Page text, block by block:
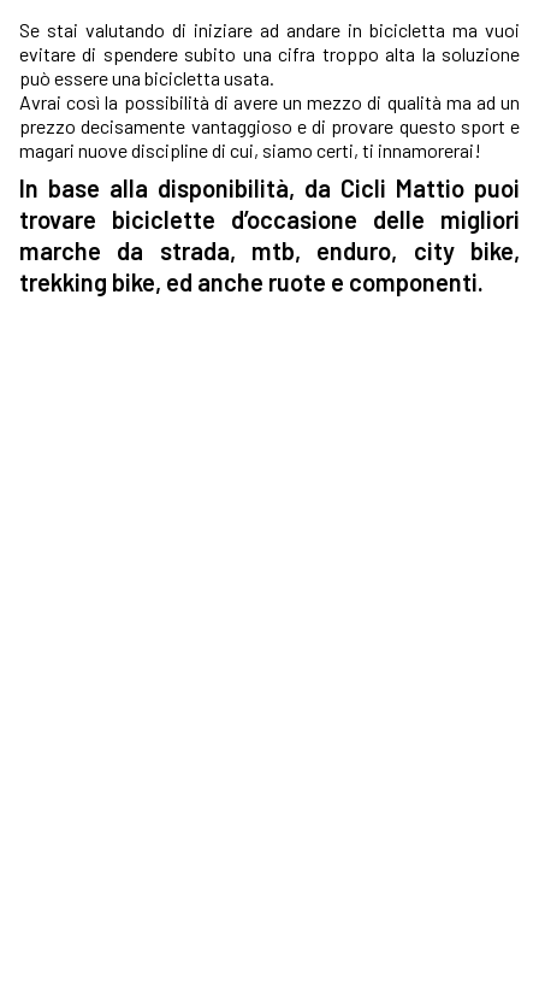
Se stai valutando di iniziare ad andare in bicicletta ma vuoi
evitare di spendere subito una cifra troppo alta la soluzione
può essere una bicicletta usata.
Avrai così la possibilità di avere un mezzo di qualità ma ad un
prezzo decisamente vantaggioso e di provare questo sport e
magari nuove discipline di cui, siamo certi, ti innamorerai!
In base alla disponibilità, da Cicli Mattio puoi
trovare biciclette d’occasione delle migliori
marche da strada, mtb, enduro, city bike,
trekking bike, ed anche ruote e componenti.